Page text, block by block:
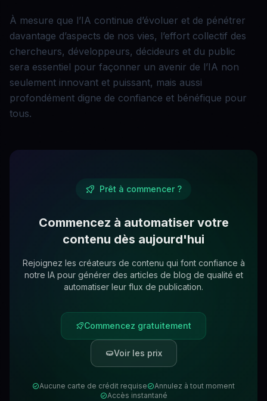
À mesure que l’IA continue d’évoluer et de pénétrer
davantage d’aspects de nos vies, l’effort collectif des
chercheurs, développeurs, décideurs et du public
sera essentiel pour façonner un avenir de l’IA non
seulement innovant et puissant, mais aussi
profondément digne de confiance et bénéfique pour
tous.
Prêt à commencer ?
Commencez à automatiser votre
contenu dès aujourd'hui
Rejoignez les créateurs de contenu qui font confiance à
notre IA pour générer des articles de blog de qualité et
automatiser leur flux de publication.
Commencez gratuitement
Voir les prix
Aucune carte de crédit requise
Annulez à tout moment
Accès instantané